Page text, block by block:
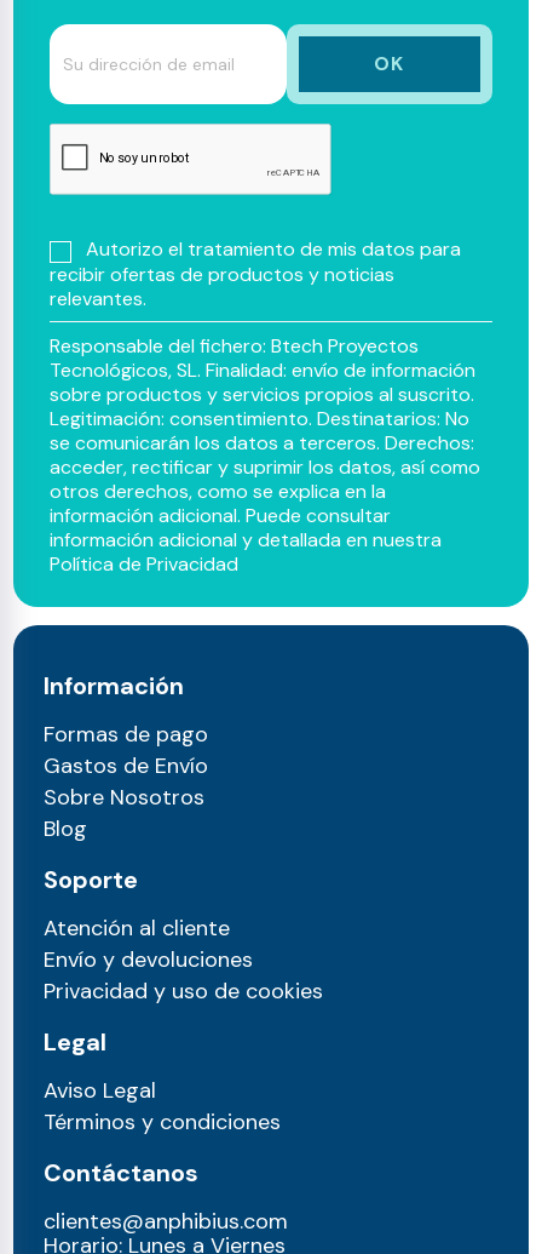
Autorizo el tratamiento de mis datos para
recibir ofertas de productos y noticias
relevantes.
Responsable del fichero: Btech Proyectos
Tecnológicos, SL. Finalidad: envío de información
sobre productos y servicios propios al suscrito.
Legitimación: consentimiento. Destinatarios: No
se comunicarán los datos a terceros. Derechos:
acceder, rectificar y suprimir los datos, así como
otros derechos, como se explica en la
información adicional. Puede consultar
información adicional y detallada en nuestra
Política de Privacidad
Información
Formas de pago
Gastos de Envío
Sobre Nosotros
Blog
Soporte
Atención al cliente
Envío y devoluciones
Privacidad y uso de cookies
Legal
Aviso Legal
Términos y condiciones
Contáctanos
clientes@anphibius.com
Horario: Lunes a Viernes